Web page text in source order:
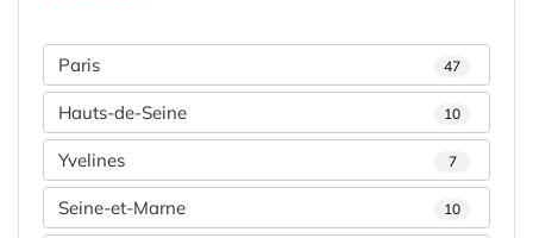
Paris 47
Hauts-de-Seine 10
Yvelines 7
Seine-et-Marne 10